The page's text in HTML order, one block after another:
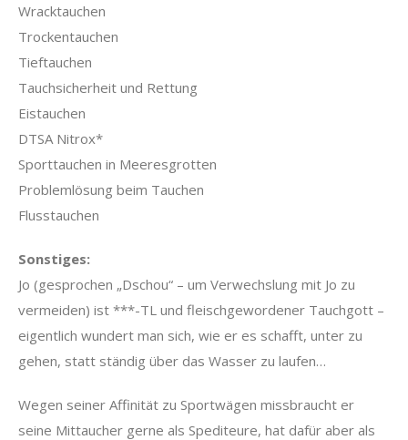
Wracktauchen
Trockentauchen
Tieftauchen
Tauchsicherheit und Rettung
Eistauchen
DTSA Nitrox*
Sporttauchen in Meeresgrotten
Problemlösung beim Tauchen
Flusstauchen
Sonstiges:
Jo (gesprochen „Dschou“ – um Verwechslung mit Jo zu
vermeiden) ist ***-TL und fleischgewordener Tauchgott –
eigentlich wundert man sich, wie er es schafft, unter zu
gehen, statt ständig über das Wasser zu laufen…
Wegen seiner Affinität zu Sportwägen missbraucht er
seine Mittaucher gerne als Spediteure, hat dafür aber als